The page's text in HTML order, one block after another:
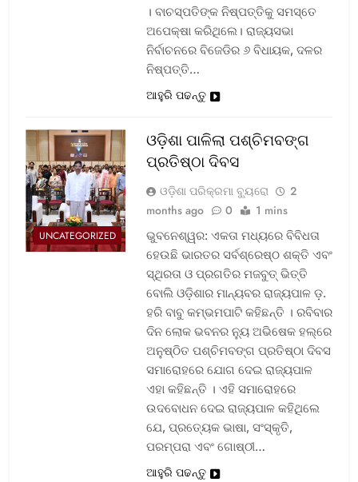
। ବାଚସ୍ପତିଙ୍କ ନିଷ୍ପତ୍ତିକୁ ସମସ୍ତେ
ଅପେକ୍ଷା କରିଥିଲେ। ରାଜ୍ୟସଭା
ନିର୍ବାଚନରେ ବିଜେଡିର ୬ ବିଧାୟକ, ଦଳର
ନିଷ୍ପତ୍ତି…
ଆହୁରି ପଢନ୍ତୁ
UNCATEGORIZED
ଓଡ଼ିଶା ପାଳିଲା ପଶ୍ଚିମବଙ୍ଗ
ପ୍ରତିଷ୍ଠା ଦିବସ
ଓଡ଼ିଶା ପରିକ୍ରମା ବ୍ୟୁରୋ
2
months ago
0 1 mins
ଭୁବନେଶ୍ୱର: ଏକତା ମଧ୍ୟରେ ବିବିଧତା
ହେଉଛି ଭାରତର ସର୍ବଶ୍ରେଷ୍ଠ ଶକ୍ତି ଏବଂ
ସ୍ଥିରତା ଓ ପ୍ରଗତିର ମଜବୁତ୍ ଭିତ୍ତି
ବୋଲି ଓଡ଼ିଶାର ମାନ୍ୟବର ରାଜ୍ୟପାଳ ଡ଼.
ହରି ବାବୁ କମ୍ଭମପାଟି କହିଛନ୍ତି । ରବିବାର
ଦିନ ଲୋକ ଭବନର ନ୍ୟୁ ଅଭିଷେକ ହଲ୍‌ରେ
ଅନୁଷ୍ଠିତ ପଶ୍ଚିମବଙ୍ଗ ପ୍ରତିଷ୍ଠା ଦିବସ
ସମାରୋହରେ ଯୋଗ ଦେଇ ରାଜ୍ୟପାଳ
ଏହା କହିଛନ୍ତି । ଏହି ସମାରୋହରେ
ଉଦବୋଧନ ଦେଇ ରାଜ୍ୟପାଳ କହିଥିଲେ
ଯେ, ପ୍ରତ୍ୟେକ ଭାଷା, ସଂସ୍କୃତି,
ପରମ୍ପରା ଏବଂ ଗୋଷ୍ଠୀ…
ଆହୁରି ପଢନ୍ତୁ